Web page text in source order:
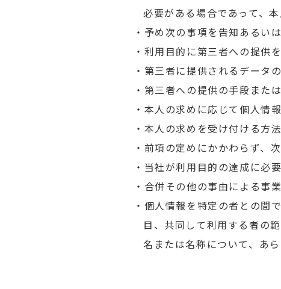
必要がある場合であって、
・予め次の事項を告知あるい
・利用目的に第三者への提供
・第三者に提供されるデータ
・第三者への提供の手段また
・本人の求めに応じて個人情
・本人の求めを受け付ける方法
・前項の定めにかかわらず、
・当社が利用目的の達成に必
・合併その他の事由による事
・個人情報を特定の者との間
目、共同して利用する者の
名または名称について、あ